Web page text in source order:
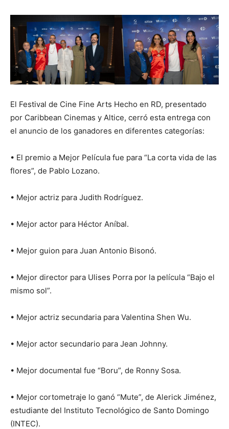
El Festival de Cine Fine Arts Hecho en RD, presentado
por Caribbean Cinemas y Altice, cerró esta entrega con
el anuncio de los ganadores en diferentes categorías:
• El premio a Mejor Película fue para “La corta vida de las
flores”, de Pablo Lozano.
• Mejor actriz para Judith Rodríguez.
• Mejor actor para Héctor Aníbal.
• Mejor guion para Juan Antonio Bisonó.
• Mejor director para Ulises Porra por la película “Bajo el
mismo sol”.
• Mejor actriz secundaria para Valentina Shen Wu.
• Mejor actor secundario para Jean Johnny.
• Mejor documental fue “Boru”, de Ronny Sosa.
• Mejor cortometraje lo ganó “Mute”, de Alerick Jiménez,
estudiante del Instituto Tecnológico de Santo Domingo
(INTEC).